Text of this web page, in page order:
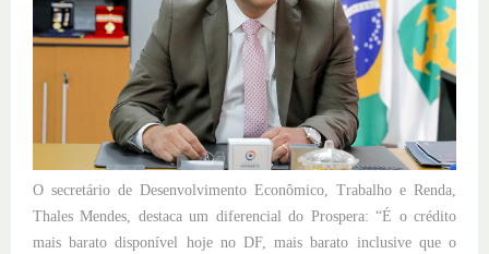
O secretário de Desenvolvimento Econômico, Trabalho e Renda,
Thales Mendes, destaca um diferencial do Prospera: “É o crédito
mais barato disponível hoje no DF, mais barato inclusive que o